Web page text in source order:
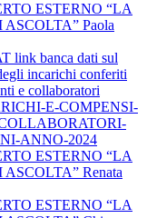
ESTERNO “LA
Paola
link banca dati sul
incarichi conferiti
e collaboratori
E-COMPENSI-
ANNO-2024
ESTERNO “LA
Renata
ESTERNO “LA